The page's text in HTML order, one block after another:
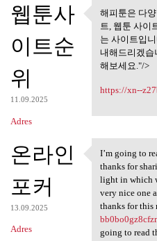
웹툰사
이트순
위
11.09.2025
Adres
해피툰은
미리보
해피툰은 다
트, 웹툰 사이
는 사이트입
내해드리겠습
해보세요."/>
https://xn--
온라인
포커
13.09.2025
Adres
I’m going to
I’m going to
thanks for
light in which
very nice one
thanks for this
going to read